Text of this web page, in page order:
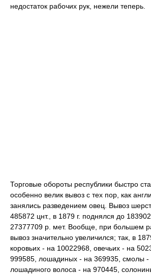
недостаток рабочих рук, нежели теперь.
Торговые обороты республики быстро
особенно велик вывоз с тех пор, как
занялись разведением овец. Вывоз
485872 цнт., в 1879 г. поднялся до
27377709 р. мет. Вообще, при большем
вывоз значительно увеличился; так, в
коровьих - на 10022968, овечьих - на
999585, лошадиных - на 369935, смолы -
лошадиного волоса - на 970445,